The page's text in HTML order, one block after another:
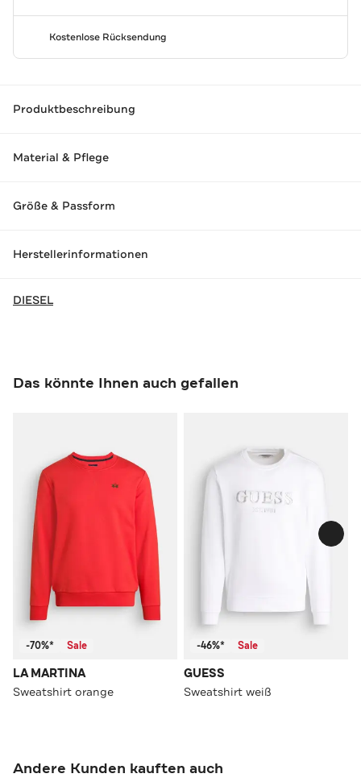
Kostenlose Rücksendung
Produktbeschreibung
Material & Pflege
Größe & Passform
Herstellerinformationen
DIESEL
Das könnte Ihnen auch gefallen
-70%* Sale
LA MARTINA
Sweatshirt orange
-46%* Sale
GUESS
Sweatshirt weiß
Andere Kunden kauften auch